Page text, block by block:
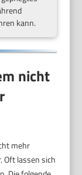
kann.
nicht
mehr
Oft lassen sich